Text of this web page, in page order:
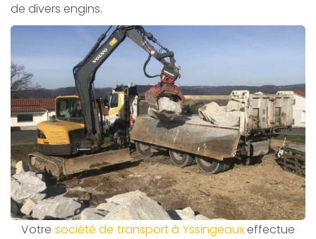
de divers engins.
Votre société de transport à Yssingeauxeffectue